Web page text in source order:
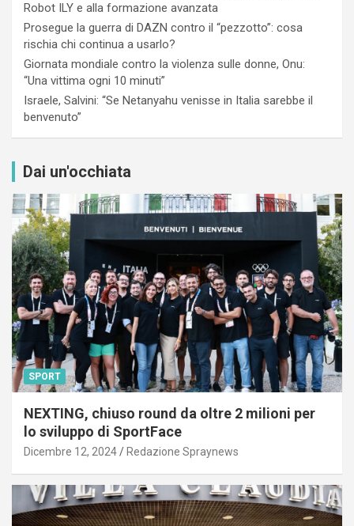
Robot ILY e alla formazione avanzata
Prosegue la guerra di DAZN contro il “pezzotto”: cosa
rischia chi continua a usarlo?
Giornata mondiale contro la violenza sulle donne, Onu:
“Una vittima ogni 10 minuti”
Israele, Salvini: “Se Netanyahu venisse in Italia sarebbe il
benvenuto”
Dai un'occhiata
SPORT
NEXTING, chiuso round da oltre 2 milioni per
lo sviluppo di SportFace
Dicembre 12, 2024 Redazione Spraynews